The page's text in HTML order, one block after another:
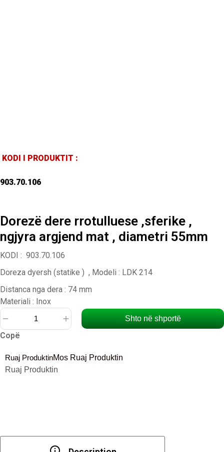
KODI I PRODUKTIT :
903.70.106
Dorezë dere rrotulluese ,sferike ,
ngjyra argjend mat , diametri 55mm
KODI : 903.70.106
Doreza dyersh (statike ) , Modeli : LDK 214
Distanca nga dera : 74 mm
Materiali : Inox
Dorezë
rrotulluese
,sferike
Shto në shportë
Copë
Ruaj ProduktinMos Ruaj Produktin
Ruaj Produktin